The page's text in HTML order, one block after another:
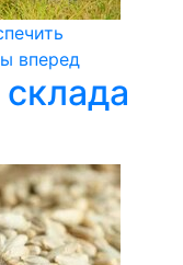
вперед